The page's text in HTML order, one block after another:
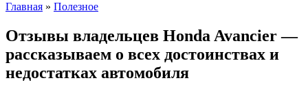
Главная » Полезное
Отзывы владельцев Honda Avancier —
рассказываем о всех достоинствах и
недостатках автомобиля